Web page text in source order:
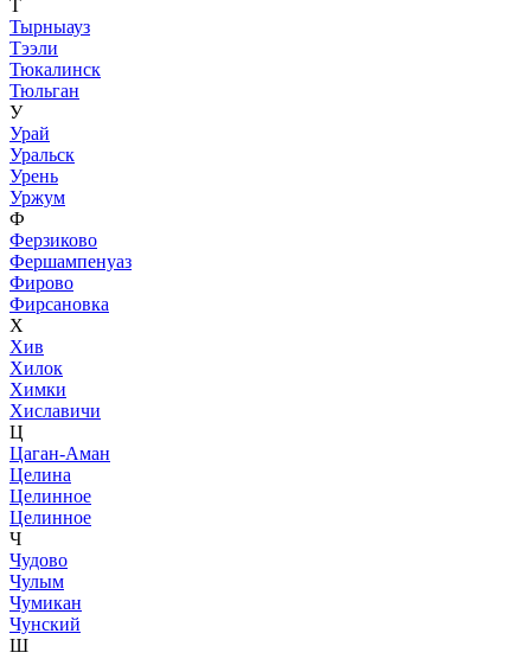
Т
Тырныауз
Тээли
Тюкалинск
Тюльган
У
Урай
Уральск
Урень
Уржум
Ф
Ферзиково
Фершампенуаз
Фирово
Фирсановка
Х
Хив
Хилок
Химки
Хиславичи
Ц
Цаган-Аман
Целина
Целинное
Целинное
Ч
Чудово
Чулым
Чумикан
Чунский
Ш